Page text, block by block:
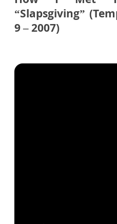
“Slapsgiving”
9 – 2007)